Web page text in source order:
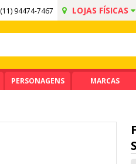
(11) 94474-7467 LOJAS FÍSICAS
PERSONAGENS MARCAS